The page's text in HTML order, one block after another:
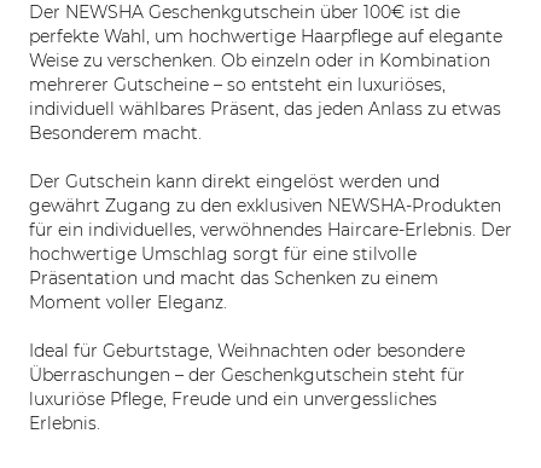
Der NEWSHA Geschenkgutschein über 100€ ist die
perfekte Wahl, um hochwertige Haarpflege auf elegante
Weise zu verschenken. Ob einzeln oder in Kombination
mehrerer Gutscheine – so entsteht ein luxuriöses,
individuell wählbares Präsent, das jeden Anlass zu etwas
Besonderem macht.
Der Gutschein kann direkt eingelöst werden und
gewährt Zugang zu den exklusiven NEWSHA-Produkten
für ein individuelles, verwöhnendes Haircare-Erlebnis. Der
hochwertige Umschlag sorgt für eine stilvolle
Präsentation und macht das Schenken zu einem
Moment voller Eleganz.
Ideal für Geburtstage, Weihnachten oder besondere
Überraschungen – der Geschenkgutschein steht für
luxuriöse Pflege, Freude und ein unvergessliches
Erlebnis.